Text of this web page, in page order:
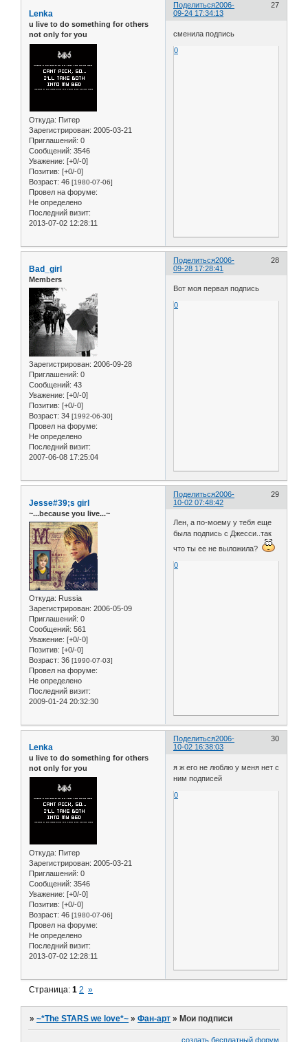
Поделиться 27
2006-
09-24 17:34:13
Lenka
u live to do something for others
not only for you
Откуда: Питер
Зарегистрирован: 2005-03-21
Приглашений: 0
Сообщений: 3546
Уважение: [+0/-0]
Позитив: [+0/-0]
Возраст: 46 [1980-07-06]
Провел на форуме:
Не определено
Последний визит:
2013-07-02 12:28:11
сменила подпись
0
Поделиться 28
2006-
09-28 17:28:41
Bad_girl
Members
Зарегистрирован: 2006-09-28
Приглашений: 0
Сообщений: 43
Уважение: [+0/-0]
Позитив: [+0/-0]
Возраст: 34 [1992-06-30]
Провел на форуме:
Не определено
Последний визит:
2007-06-08 17:25:04
Вот моя первая подпись
0
Поделиться 29
2006-
10-02 07:48:42
Jesse#39;s girl
~...because you live...~
Откуда: Russia
Зарегистрирован: 2006-05-09
Приглашений: 0
Сообщений: 561
Уважение: [+0/-0]
Позитив: [+0/-0]
Возраст: 36 [1990-07-03]
Провел на форуме:
Не определено
Последний визит:
2009-01-24 20:32:30
Лен, а по-моему у тебя еще
была подпись с Джесси..так
что ты ее не выложила?
0
Поделиться 30
2006-
10-02 16:38:03
Lenka
u live to do something for others
not only for you
Откуда: Питер
Зарегистрирован: 2005-03-21
Приглашений: 0
Сообщений: 3546
Уважение: [+0/-0]
Позитив: [+0/-0]
Возраст: 46 [1980-07-06]
Провел на форуме:
Не определено
Последний визит:
2013-07-02 12:28:11
я ж его не люблю у меня нет с
ним подписей
0
Страница:1 2 »
»~*The STARS we love*~ »Фан-арт » Мои подписи
создать бесплатный форум